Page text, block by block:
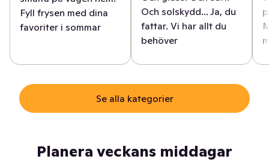
Fyll frysen med dina
favoriter i sommar
Och solskydd... Ja, du
fattar. Vi har allt du
behöver
Se alla kategorier
Planera veckans middagar